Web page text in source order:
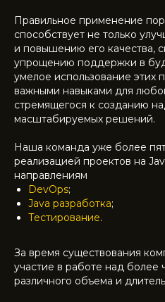
Правильное применение
способствует не только
и повышению его качества,
упрощению поддержки в
умелое использование этих
важными навыками для
стремящегося к созданию
масштабируемых решений.
Наша команда уже более
реализацией проектов на
направлениям
DevOps;
Java разработка;
Тестирование.
За время существования
участие в работе над более
различного объема и